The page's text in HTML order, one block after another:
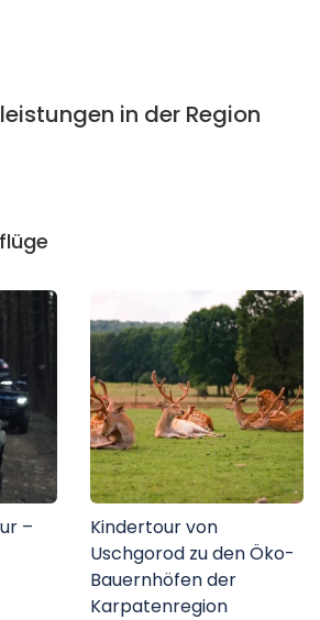
in der Region
–
Kindertour von
Uschgorod zu den Öko-
Bauernhöfen der
Karpatenregion